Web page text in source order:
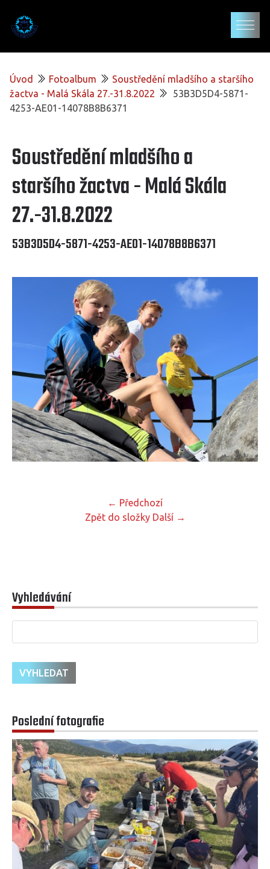
Úvod Fotoalbum
Soustředění mladšího a staršího
žactva - Malá Skála 27.-31.8.2022
53B3D5D4-5871-
4253-AE01-14078B8B6371
Soustředění mladšího a
staršího žactva - Malá Skála
27.-31.8.2022
53B3D5D4-5871-4253-AE01-14078B8B6371
← Předchozí
Zpět do složky Další →
Vyhledávání
Poslední fotografie